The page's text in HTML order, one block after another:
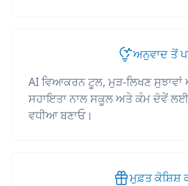
ਅਨੁਵਾਦ ਤੋਂ
AI ਵਿਆਕਰਨ ਟੂਲ, ਮੁੜ-ਲਿਖਣ ਸੁਝਾਵਾਂ
ਸਹਾਇਤਾ ਨਾਲ ਸਕੂਲ ਅਤੇ ਕੰਮ ਦੋਵੇਂ
ਵਧੀਆ ਬਣਾਓ।
ਮੁਫ਼ਤ ਕੋਸ਼ਿਸ਼